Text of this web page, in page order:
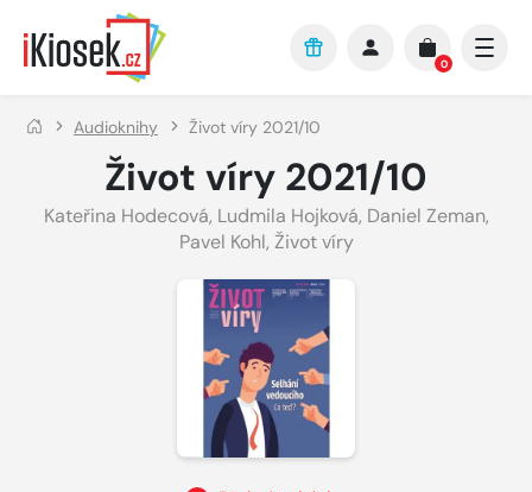
Přejít na hlavní obsah
0
Audioknihy Život víry 2021/10
Život víry 2021/10
Kateřina Hodecová, Ludmila Hojková, Daniel Zeman,
Pavel Kohl, Život víry